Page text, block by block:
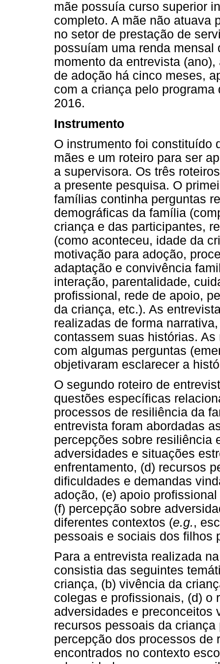
mãe possuía curso superior
completo. A mãe não atuava
no setor de prestação de
possuíam uma renda
momento da entrevista
de adoção há cinco meses,
com a criança pelo
2016.
Instrumento
O instrumento foi constituído
mães e um roteiro para ser
a supervisora. Os três
a presente pesquisa. O
famílias continha perguntas
demográficas da família
criança e das participantes,
(como aconteceu, idade da
motivação para adoção,
adaptação e convivência
interação, parentalidade,
profissional, rede de apoio,
da criança, etc.). As
realizadas de forma
contassem suas histórias.
com algumas perguntas
objetivaram esclarecer a
O segundo roteiro de
questões específicas
processos de resiliência da
entrevista foram abordadas
percepções sobre resiliência
adversidades e situações
enfrentamento, (d) recursos
dificuldades e demandas
adoção, (e) apoio
(f) percepção sobre
diferentes contextos (e.g.,
pessoais e sociais dos filhos
Para a entrevista realizada
consistia das seguintes
criança, (b) vivência da
colegas e profissionais, (d) o
adversidades e preconceitos
recursos pessoais da
percepção dos processos de
encontrados no contexto